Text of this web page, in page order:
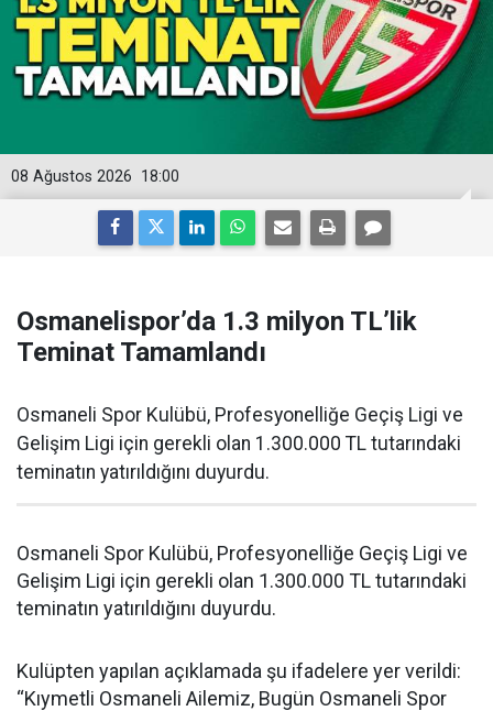
18:00
08 Ağustos 2026
Osmanelispor’da 1.3 milyon TL’lik
Teminat Tamamlandı
Osmaneli Spor Kulübü, Profesyonelliğe Geçiş Ligi ve
Gelişim Ligi için gerekli olan 1.300.000 TL tutarındaki
teminatın yatırıldığını duyurdu.
Osmaneli Spor Kulübü, Profesyonelliğe Geçiş Ligi ve
Gelişim Ligi için gerekli olan 1.300.000 TL tutarındaki
teminatın yatırıldığını duyurdu.
Kulüpten yapılan açıklamada şu ifadelere yer verildi:
“Kıymetli Osmaneli Ailemiz, Bugün Osmaneli Spor